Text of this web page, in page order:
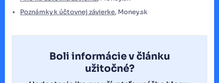
Poznámky k účtovnej závierke, Money.sk
Boli informácie v článku
užitočné?